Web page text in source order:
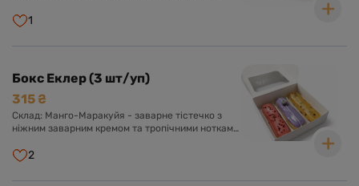
1
Бокс Еклер (3 шт/уп)
315 ₴
Склад: Манго-Маракуйя - заварне тістечко з
ніжним заварним кремом та тропічними нотками
глазур'ю з пюре екзотичних фруктів. Лохина -
додаванням лохини. Оформлено солодкою
2